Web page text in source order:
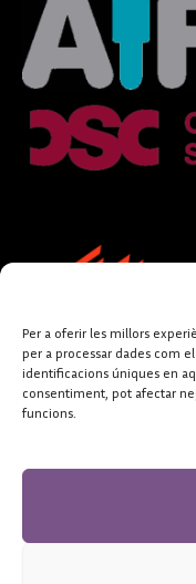
Per a oferir les millors
per a processar dades com
identificacions úniques en
consentiment, pot afectar
funcions.
FUNDACIÓ